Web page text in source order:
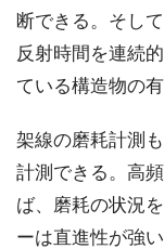
断できる。そし
反射時間を連続
ている構造物の
架線の磨耗計測
計測できる。高
ば、磨耗の状況
ーは直進性が強